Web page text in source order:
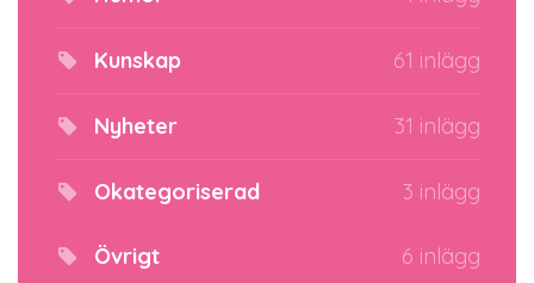
Kunskap 61 inlägg
Nyheter 31 inlägg
Okategoriserad 3 inlägg
Övrigt 6 inlägg